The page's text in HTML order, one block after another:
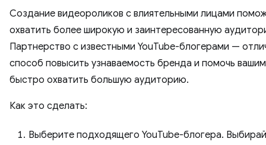
Создание видеороликов с влиятельными лицами
охватить более широкую и заинтересованную
Партнерство с известными YouTube-блогерами —
способ повысить узнаваемость бренда и помочь
быстро охватить большую аудиторию.
Как это сделать:
Выберите подходящего YouTube-блогера.